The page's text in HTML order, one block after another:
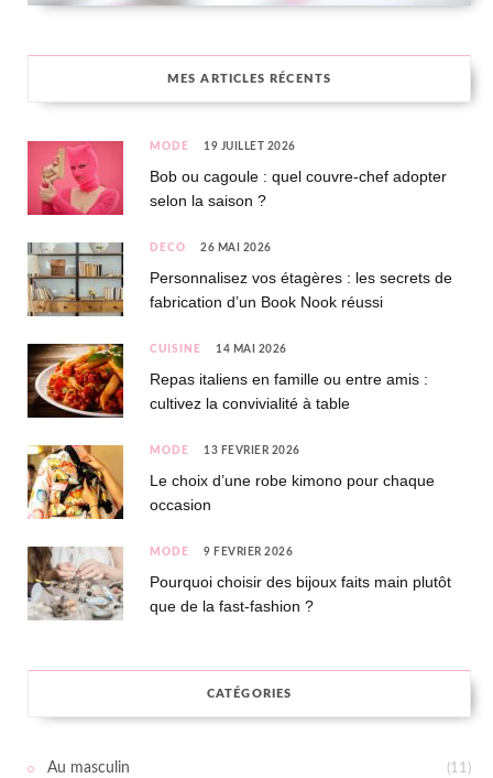
MES ARTICLES RÉCENTS
MODE 19 JUILLET 2026
Bob ou cagoule : quel couvre-chef adopter
selon la saison ?
DÉCO 26 MAI 2026
Personnalisez vos étagères : les secrets de
fabrication d’un Book Nook réussi
CUISINE 14 MAI 2026
Repas italiens en famille ou entre amis :
cultivez la convivialité à table
MODE 13 FÉVRIER 2026
Le choix d’une robe kimono pour chaque
occasion
MODE 9 FÉVRIER 2026
Pourquoi choisir des bijoux faits main plutôt
que de la fast-fashion ?
CATÉGORIES
Au masculin (11)